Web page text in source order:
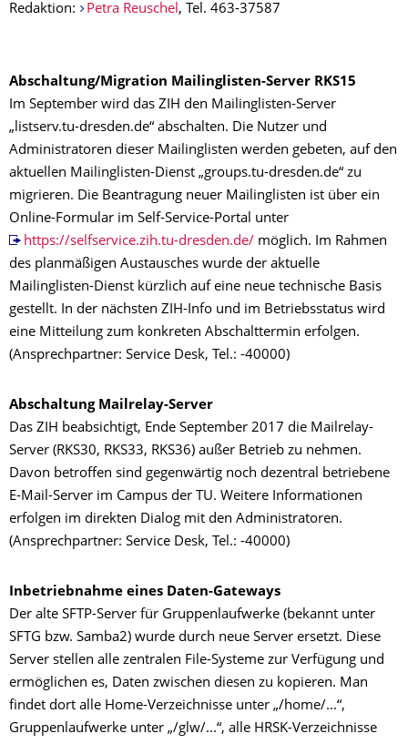
Redaktion: Petra Reuschel, Tel. 463-37587
Abschaltung/Migration Mailinglisten-Server RKS15
Im September wird das ZIH den Mailinglisten-Server
„listserv.tu-dresden.de“ abschalten. Die Nutzer und
Administratoren dieser Mailinglisten werden gebeten, auf den
aktuellen Mailinglisten-Dienst „groups.tu-dresden.de“ zu
migrieren. Die Beantragung neuer Mailinglisten ist über ein
Online-Formular im Self-Service-Portal unter
https://selfservice.zih.tu-dresden.de/ möglich. Im Rahmen
des planmäßigen Austausches wurde der aktuelle
Mailinglisten-Dienst kürzlich auf eine neue technische Basis
gestellt. In der nächsten ZIH-Info und im Betriebsstatus wird
eine Mitteilung zum konkreten Abschalttermin erfolgen.
(Ansprechpartner: Service Desk, Tel.: -40000)
Abschaltung Mailrelay-Server
Das ZIH beabsichtigt, Ende September 2017 die Mailrelay-
Server (RKS30, RKS33, RKS36) außer Betrieb zu nehmen.
Davon betroffen sind gegenwärtig noch dezentral betriebene
E-Mail-Server im Campus der TU. Weitere Informationen
erfolgen im direkten Dialog mit den Administratoren.
(Ansprechpartner: Service Desk, Tel.: -40000)
Inbetriebnahme eines Daten-Gateways
Der alte SFTP-Server für Gruppenlaufwerke (bekannt unter
SFTG bzw. Samba2) wurde durch neue Server ersetzt. Diese
Server stellen alle zentralen File-Systeme zur Verfügung und
ermöglichen es, Daten zwischen diesen zu kopieren. Man
findet dort alle Home-Verzeichnisse unter „/home/...“,
Gruppenlaufwerke unter „/glw/...“, alle HRSK-Verzeichnisse